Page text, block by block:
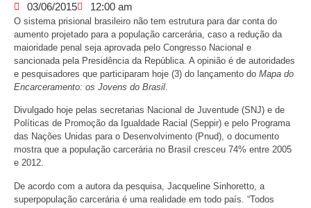
03/06/2015 12:00 am
O sistema prisional brasileiro não tem estrutura para dar conta do
aumento projetado para a população carcerária, caso a redução da
maioridade penal seja aprovada pelo Congresso Nacional e
sancionada pela Presidência da República. A opinião é de autoridades
e pesquisadores que participaram hoje (3) do lançamento do Mapa do
Encarceramento: os Jovens do Brasil.
Divulgado hoje pelas secretarias Nacional de Juventude (SNJ) e de
Políticas de Promoção da Igualdade Racial (Seppir) e pelo Programa
das Nações Unidas para o Desenvolvimento (Pnud), o documento
mostra que a população carcerária no Brasil cresceu 74% entre 2005
e 2012.
De acordo com a autora da pesquisa, Jacqueline Sinhoretto, a
superpopulação carcerária é uma realidade em todo país. “Todos